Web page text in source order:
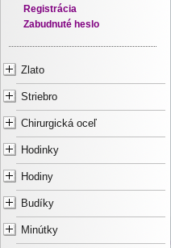
Registrácia
Zabudnuté heslo
Zlato
Striebro
Chirurgická oceľ
Hodinky
Hodiny
Budíky
Minútky